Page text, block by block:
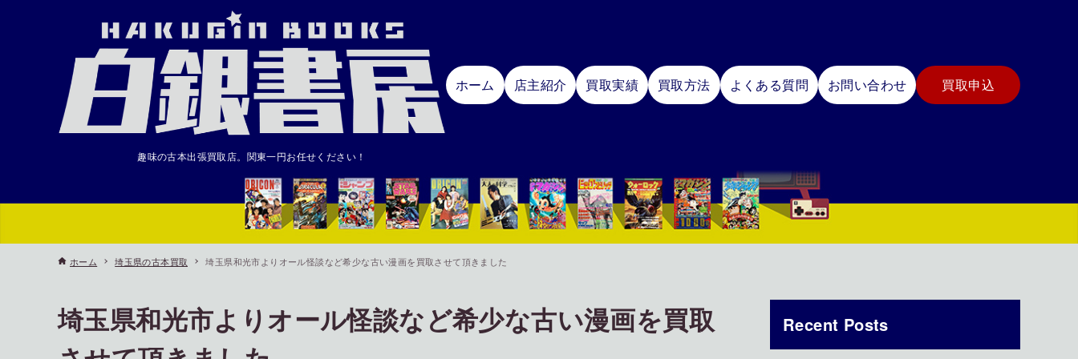
趣味の古本出張買取店。関東一円お任せください！
ホーム 店主紹介 買取実績 買取方法 よくある質問 お問い合わせ 買取申込
ホーム 埼玉県の古本買取 埼玉県和光市よりオール怪談など希少な古い漫画を買取させて頂きました
埼玉県和光市よりオール怪談など希少な古い漫画を買取
Recent Posts